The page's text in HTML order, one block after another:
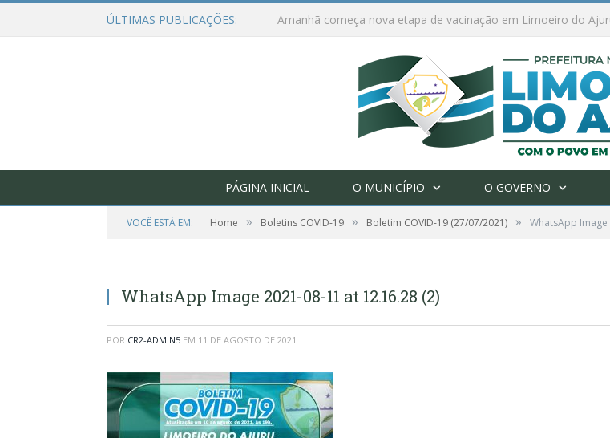
ÚLTIMAS PUBLICAÇÕES:
PÁGINA INICIAL O MUNICÍPIO O GOVERNO
VOCÊ ESTÁ EM: Home » Boletins COVID-19 » Boletim COVID-19 (27/07/2021) » WhatsApp Image
WhatsApp Image 2021-08-11 at 12.16.28 (2)
POR CR2-ADMIN5 EM 11 DE AGOSTO DE 2021